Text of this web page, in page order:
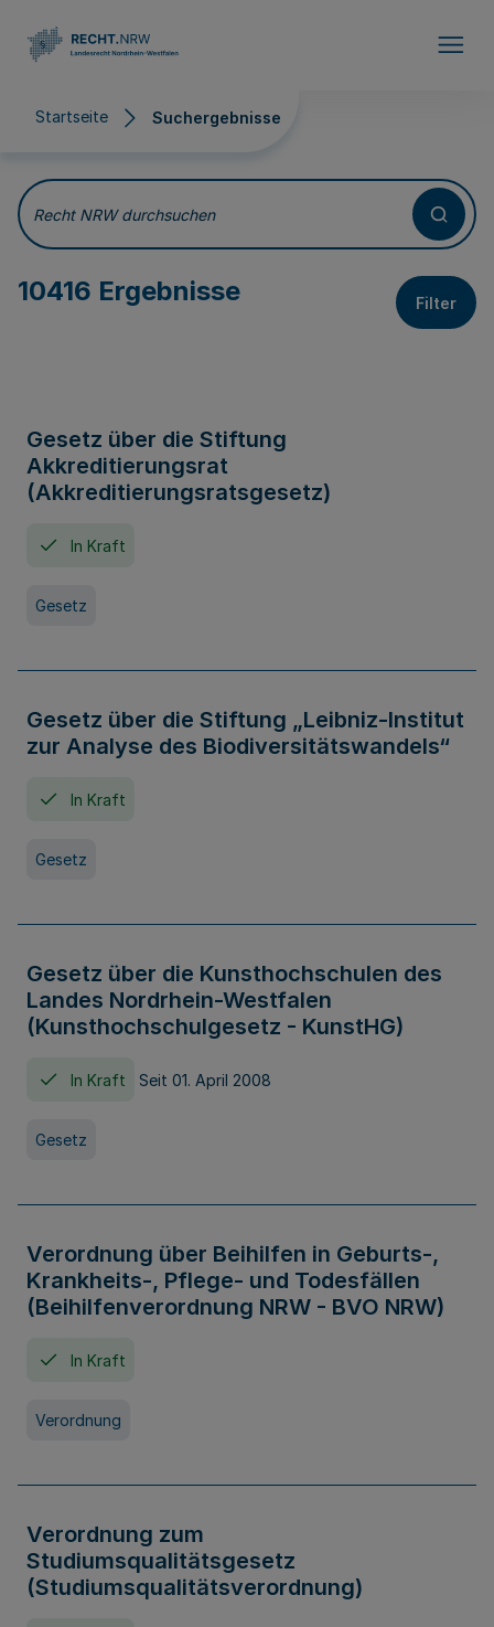
Startseite Suchergebnisse
Suchergebnisse
Recht NRW durchsuchen
10416 Ergebnisse Filter
Gesetz über die Stiftung
Akkreditierungsrat
(Akkreditierungsratsgesetz)
In Kraft
Gesetz
Gesetz über die Stiftung „Leibniz-Institut
zur Analyse des Biodiversitätswandels“
In Kraft
Gesetz
Gesetz über die Kunsthochschulen des
Landes Nordrhein-Westfalen
(Kunsthochschulgesetz - KunstHG)
In Kraft Seit 01. April 2008
Gesetz
Verordnung über Beihilfen in Geburts-,
Krankheits-, Pflege- und Todesfällen
(Beihilfenverordnung NRW - BVO NRW)
In Kraft
Verordnung
Verordnung zum
Studiumsqualitätsgesetz
(Studiumsqualitätsverordnung)